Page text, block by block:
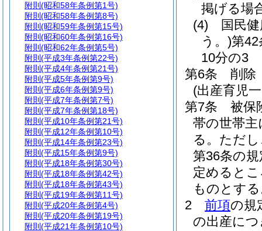
掲げる場
(4)
国民
う。)第
10分の3
第6条
削除
(出産育児
第7条
被保
帯の世帯主
る。 ただ
第36条の
定めると
ものとす
2
前項の規
の出産に
附則 (昭和58年条例第1号)
附則 (昭和58年条例第8号)
附則 (昭和59年条例第15号)
附則 (昭和60年条例第16号)
附則 (昭和62年条例第5号)
附則 (平成3年条例第22号)
附則 (平成4年条例第21号)
附則 (平成5年条例第9号)
附則 (平成6年条例第9号)
附則 (平成7年条例第7号)
附則 (平成7年条例第18号)
附則 (平成10年条例第21号)
附則 (平成12年条例第10号)
附則 (平成14年条例第23号)
附則 (平成15年条例第9号)
附則 (平成18年条例第30号)
附則 (平成18年条例第42号)
附則 (平成18年条例第43号)
附則 (平成19年条例第11号)
附則 (平成20年条例第4号)
附則 (平成20年条例第19号)
附則 (平成21年条例第10号)